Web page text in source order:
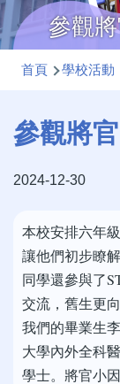
參觀
導
連
結
首頁 學校活動
參觀將
2024-12-30
本校安排六年
讓他們初步瞭
同學還參與了
交流，舊生更
我們的畢業生
大學內外全科
學士。將官小